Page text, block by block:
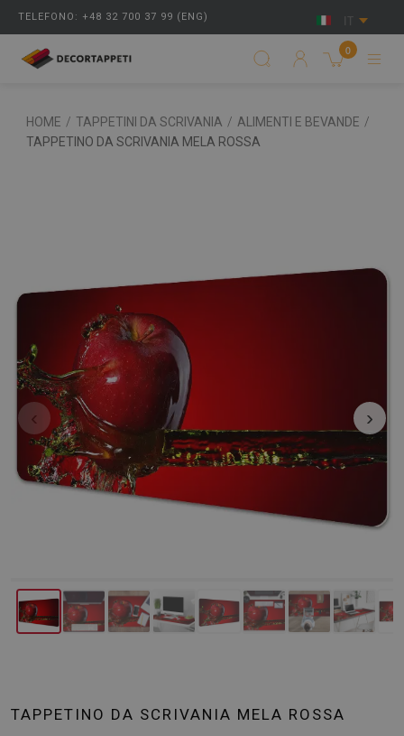
TELEFONO: +48 32 700 37 99 (ENG)
0
HOME / TAPPETINI DA SCRIVANIA / ALIMENTI E BEVANDE /
TAPPETINO DA SCRIVANIA MELA ROSSA
‹ ›
TAPPETINO DA SCRIVANIA MELA ROSSA